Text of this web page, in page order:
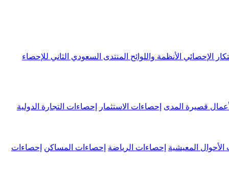
الإحصائي الأنظمة واللوائح المنتدى السعودي الثاني للإحصاء
قصيرة المدى إحصاءات الاستثمار إحصاءات التجارة الدولية
الأحوال المعيشية إحصاءات الرياضة إحصاءات المساكن إحصاءات